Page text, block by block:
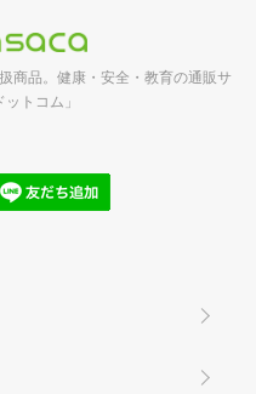
商品。健康・安全・教育の通販サ
トコム」